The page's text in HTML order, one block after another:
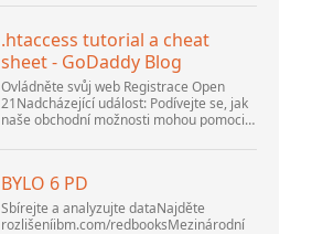
verze 5.1. Spustil jsem databázi
.htaccess tutorial a cheat
sheet - GoDaddy Blog
Ovládněte svůj web Registrace Open
21Nadcházející událost: Podívejte se, jak
naše obchodní možnosti mohou pomoci
prostředí na GoDaddy Open 2021 dne 28.
BYLO 6 PD
Sbírejte a analyzujte dataNajděte
rozlišeníibm.com/redbooksMezinárodní